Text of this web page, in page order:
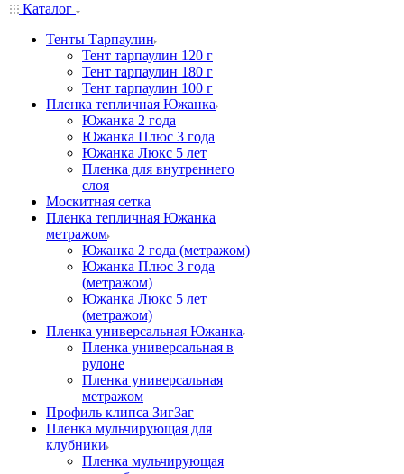
Каталог
Тенты Тарпаулин
Тент тарпаулин 120 г
Тент тарпаулин 180 г
Тент тарпаулин 100 г
Пленка тепличная Южанка
Южанка 2 года
Южанка Плюс 3 года
Южанка Люкс 5 лет
Пленка для внутреннего
слоя
Москитная сетка
Пленка тепличная Южанка
метражом
Южанка 2 года (метражом)
Южанка Плюс 3 года
(метражом)
Южанка Люкс 5 лет
(метражом)
Пленка универсальная Южанка
Пленка универсальная в
рулоне
Пленка универсальная
метражом
Профиль клипса ЗигЗаг
Пленка мульчирующая для
клубники
Пленка мульчирующая